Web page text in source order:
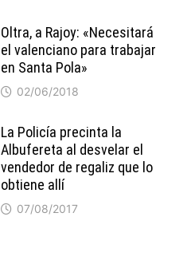
Oltra, a Rajoy: «Necesitará
el valenciano para trabajar
en Santa Pola»
02/06/2018
La Policía precinta la
Albufereta al desvelar el
vendedor de regaliz que lo
obtiene allí
07/08/2017